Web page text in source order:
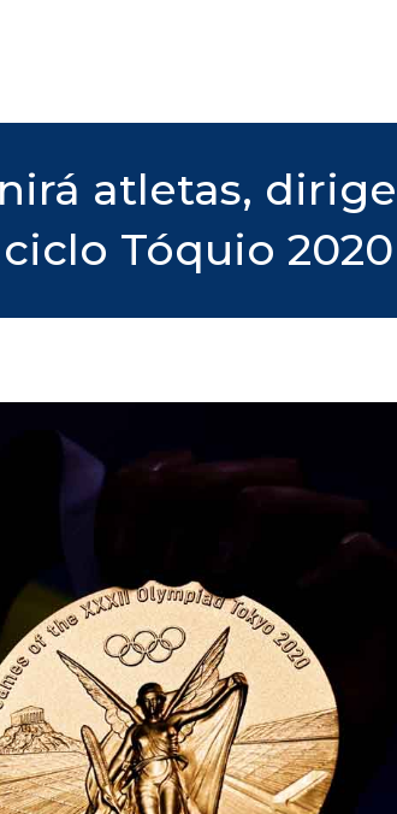
atletas,
Tóquio 2020